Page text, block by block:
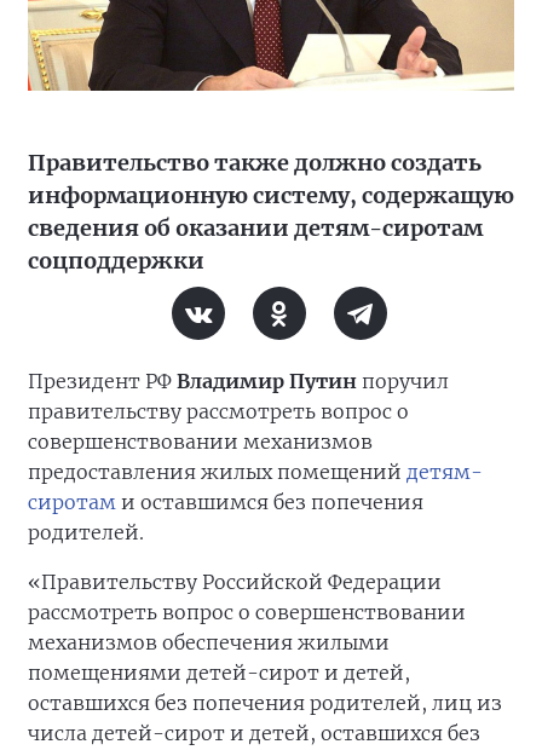
Правительство также должно создать
информационную систему, содержащую
сведения об оказании детям-сиротам
соцподдержки
Президент РФ Владимир Путин поручил
правительству рассмотреть вопрос о
совершенствовании механизмов
предоставления жилых помещений детям-
сиротам и оставшимся без попечения
родителей.
«Правительству Российской Федерации
рассмотреть вопрос о совершенствовании
механизмов обеспечения жилыми
помещениями детей-сирот и детей,
оставшихся без попечения родителей, лиц из
числа детей-сирот и детей, оставшихся без